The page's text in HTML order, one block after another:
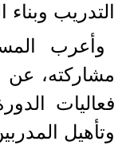
التدريب
وأعرب
مشاركته، عن
فعاليات
وتأهيل